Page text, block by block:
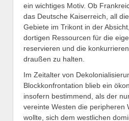
ein wichtiges Motiv. Ob
das Deutsche Kaiserreich, all
Gebiete im Trikont in der
dortigen Ressourcen für die
reservieren und die
draußen zu halten.
Im Zeitalter von
Blockkonfrontation blieb ein
insofern bestimmend, als der
vereinte Westen die peripheren
wollte, sich dem westlichen